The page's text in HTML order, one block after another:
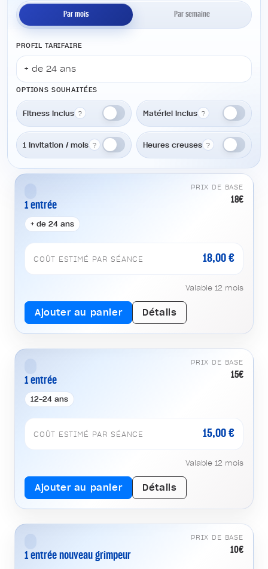
Par mois Par semaine
PROFIL TARIFAIRE
OPTIONS SOUHAITÉES
Fitness inclus ? Matériel inclus ?
1 invitation / mois ? Heures creuses ?
1 entrée
PRIX DE BASE
18€
+ de 24 ans
COÛT ESTIMÉ PAR SÉANCE 18,00 €
Valable 12 mois
Ajouter au panier Détails
1 entrée
PRIX DE BASE
15€
12-24 ans
COÛT ESTIMÉ PAR SÉANCE 15,00 €
Valable 12 mois
Ajouter au panier Détails
1 entrée nouveau grimpeur
PRIX DE BASE
10€